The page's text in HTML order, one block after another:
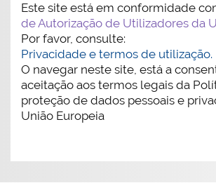
Este site está em conformidade
de Autorização de Utilizadores da
Por favor, consulte:
Privacidade e termos de utilização.
O navegar neste site, está a
aceitação aos termos legais da
proteção de dados pessoais e
União Europeia